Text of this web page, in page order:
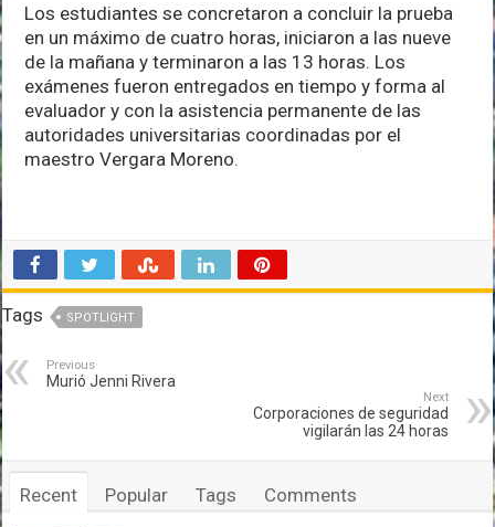
Los estudiantes se concretaron a concluir la prueba
en un máximo de cuatro horas, iniciaron a las nueve
de la mañana y terminaron a las 13 horas. Los
exámenes fueron entregados en tiempo y forma al
evaluador y con la asistencia permanente de las
autoridades universitarias coordinadas por el
maestro Vergara Moreno.
Tags SPOTLIGHT
Previous
Murió Jenni Rivera
Next
Corporaciones de seguridad
vigilarán las 24 horas
Recent Popular Tags Comments